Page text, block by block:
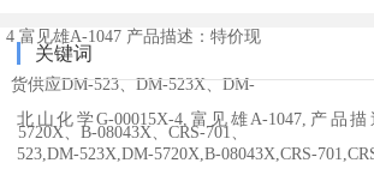
4 富见雄A-1047 产品描述：特价现
货供应DM-523、DM-523X、DM-
5720X、B-08043X、CRS-701、
关键词
北山化学G-00015X-4,富见雄A-1047,产品
523,DM-523X,DM-5720X,B-08043X,CRS-